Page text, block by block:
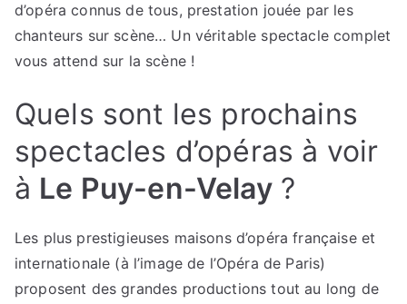
d’opéra connus de tous, prestation jouée par les
chanteurs sur scène… Un véritable spectacle complet
vous attend sur la scène !
Quels sont les prochains
spectacles d’opéras à voir
à Le Puy-en-Velay?
Les plus prestigieuses maisons d’opéra française et
internationale (à l’image de l’Opéra de Paris)
proposent des grandes productions tout au long de